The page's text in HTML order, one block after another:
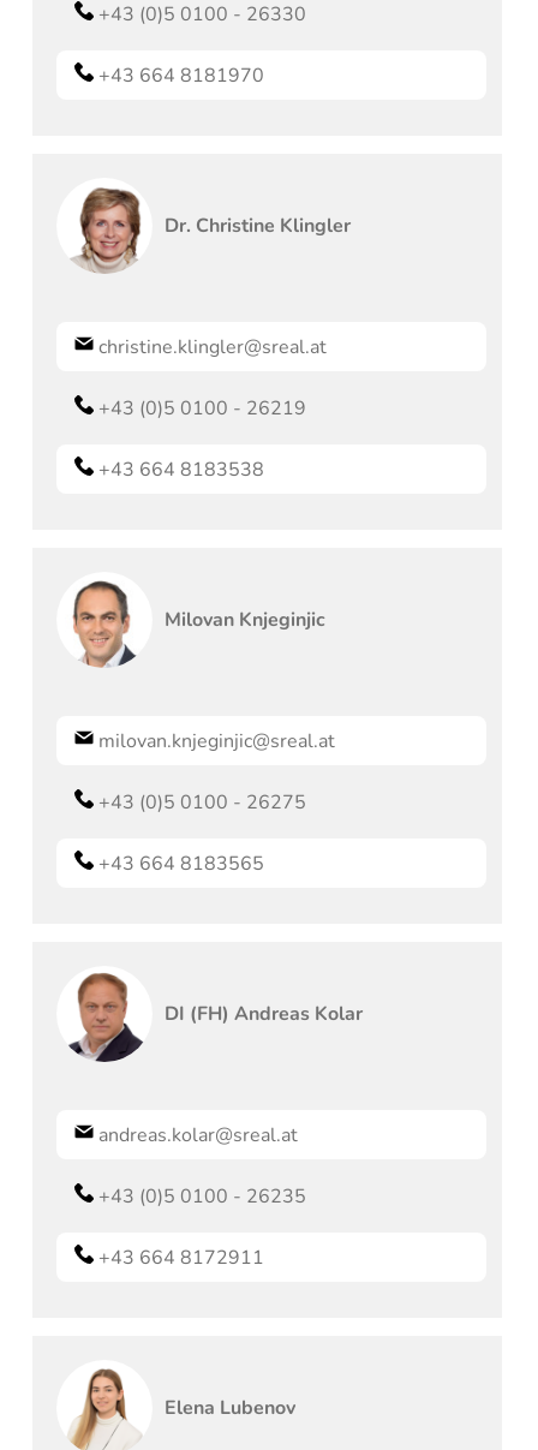
+43 (0)5 0100 - 26330
+43 664 8181970
Dr. Christine Klingler
christine.klingler@sreal.at
+43 (0)5 0100 - 26219
+43 664 8183538
Milovan Knjeginjic
milovan.knjeginjic@sreal.at
+43 (0)5 0100 - 26275
+43 664 8183565
DI (FH) Andreas Kolar
andreas.kolar@sreal.at
+43 (0)5 0100 - 26235
+43 664 8172911
Elena Lubenov